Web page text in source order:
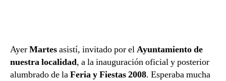
AyerMartesasistí, invitado por elAyuntamiento de
nuestra localidad, a la inauguración oficial y posterior
alumbrado de laFeria y Fiestas 2008. Esperaba mucha